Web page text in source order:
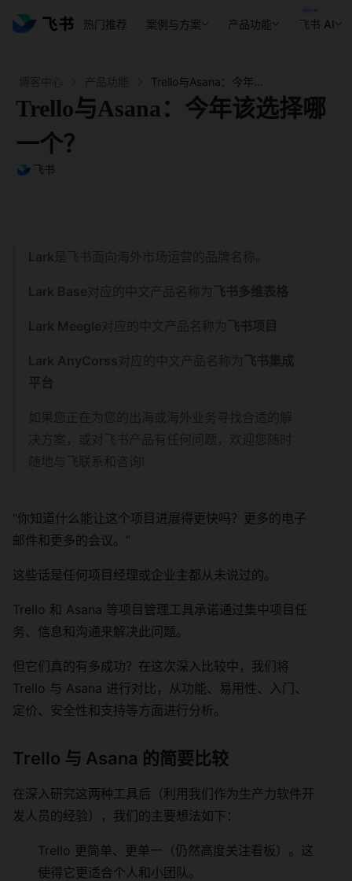
热门推荐 案例与方案 产品功能 飞书 AI
Trello与Asana：今年该选择哪
一个？
飞书
Lark是飞书面向海外市场运营的品牌名称。
Lark Base对应的中文产品名称为 飞书多维表格
Lark Meegle对应的中文产品名称为 飞书项目
Lark AnyCorss对应的中文产品名称为 飞书集成
平台
如果您正在为您的出海或海外业务寻找合适的解
决方案，或对飞书产品有任何问题，欢迎您随时
随地与飞联系和咨询!
“你知道什么能让这个项目进展得更快吗？更多的电子
邮件和更多的会议。”
这些话是任何项目经理或企业主都从未说过的。
Trello 和 Asana 等项目管理工具承诺通过集中项目任
务、信息和沟通来解决此问题。
但它们真的有多成功？在这次深入比较中，我们将
Trello 与 Asana 进行对比，从功能、易用性、入门、
定价、安全性和支持等方面进行分析。
Trello 与 Asana 的简要比较
在深入研究这两种工具后（利用我们作为生产力软件开
发人员的经验），我们的主要想法如下：
Trello 更简单、更单一（仍然高度关注看板）。这
使得它更适合个人和小团队。